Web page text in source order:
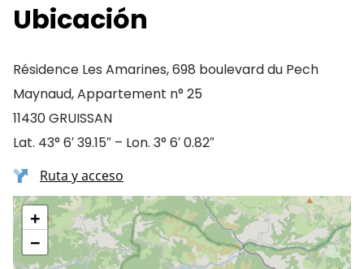
Ubicación
Résidence Les Amarines, 698 boulevard du Pech
Maynaud, Appartement n° 25
11430 GRUISSAN
Lat. 43° 6′ 39.15″ – Lon. 3° 6′ 0.82″
Ruta y acceso
+
−